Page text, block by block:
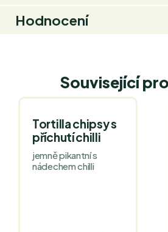
Hodnocení
Související
Tortilla chipsy s
příchutí chilli
jemně pikantní s
nádechem chilli